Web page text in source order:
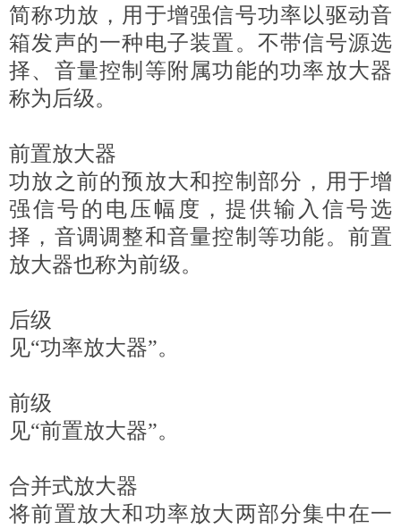
简称功放，用于增强信号功率以驱动音
箱发声的一种电子装置。不带信号源选
择、音量控制等附属功能的功率放大器
称为后级。
前置放大器
功放之前的预放大和控制部分，用于增
强信号的电压幅度，提供输入信号选
择，音调调整和音量控制等功能。前置
放大器也称为前级。
后级
见“功率放大器”。
前级
见“前置放大器”。
合并式放大器
将前置放大和功率放大两部分集中在一